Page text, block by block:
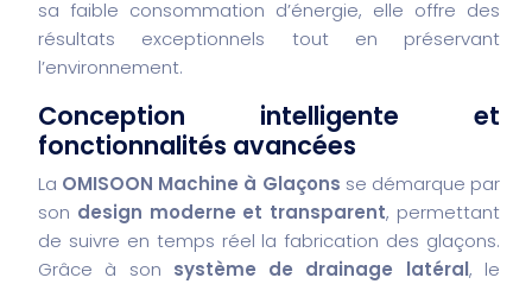
sa faible consommation d’énergie, elle offre des
résultats exceptionnels tout en préservant
l’environnement.
Conception intelligente et
fonctionnalités avancées
La OMISOON Machine à Glaçons se démarque par
son design moderne et transparent, permettant
de suivre en temps réel la fabrication des glaçons.
Grâce à son système de drainage latéral, le